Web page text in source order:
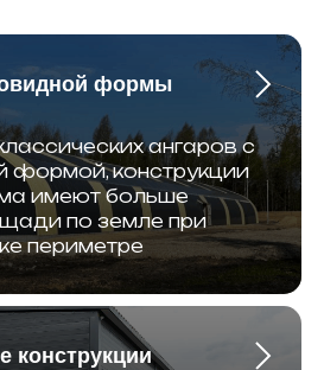
формы
ангаров с
формой, конструкции
имеют больше
по земле при
периметре
конструкции